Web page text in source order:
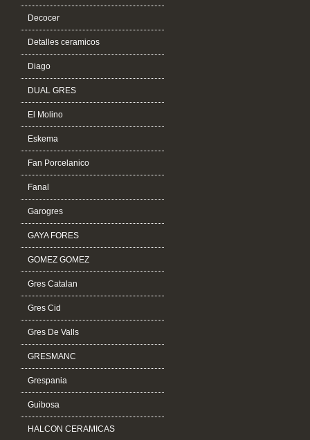
Decocer
Detalles ceramicos
Diago
DUAL GRES
El Molino
Eskema
Fan Porcelanico
Fanal
Garogres
GAYA FORES
GOMEZ GOMEZ
Gres Catalan
Gres Cid
Gres De Valls
GRESMANC
Grespania
Guibosa
HALCON CERAMICAS